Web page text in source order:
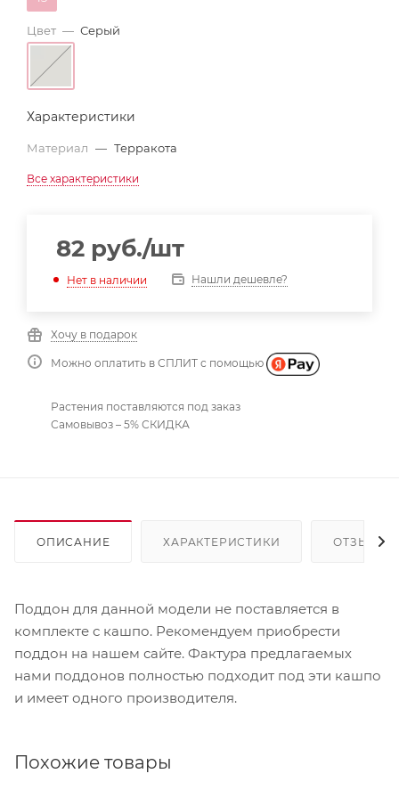
Цвет — Серый
Характеристики
Материал — Терракота
Все характеристики
82 руб./шт
Нет в наличии Нашли дешевле?
Хочу в подарок
Можно оплатить в СПЛИТ с помощью
Растения поставляются под заказ
Самовывоз – 5% СКИДКА
ОПИСАНИЕ ХАРАКТЕРИСТИКИ ОТЗЫВЫ
Поддон для данной модели не поставляется в
комплекте с кашпо. Рекомендуем приобрести
поддон на нашем сайте. Фактура предлагаемых
нами поддонов полностью подходит под эти кашпо
и имеет одного производителя.
Похожие товары